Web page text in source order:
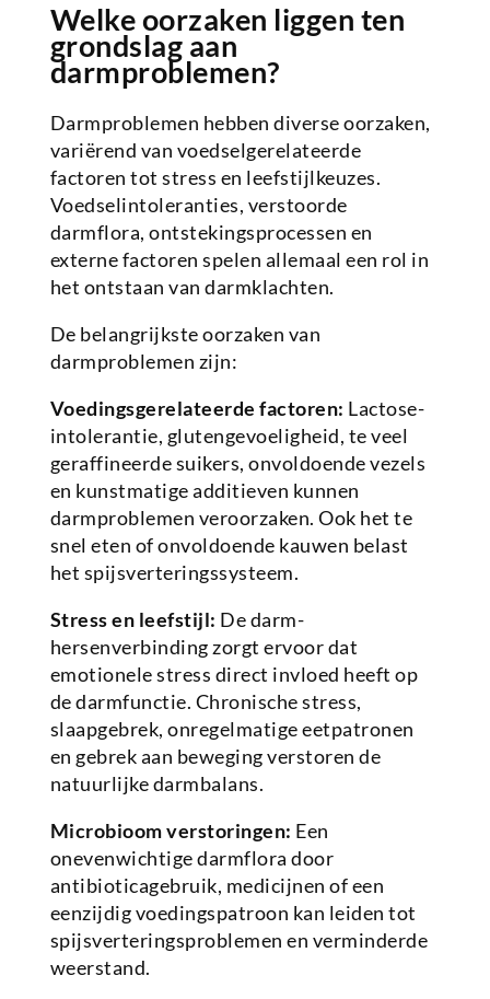
Welke oorzaken liggen ten
grondslag aan
darmproblemen?
Darmproblemen hebben diverse oorzaken,
variërend van voedselgerelateerde
factoren tot stress en leefstijlkeuzes.
Voedselintoleranties, verstoorde
darmflora, ontstekingsprocessen en
externe factoren spelen allemaal een rol in
het ontstaan van darmklachten.
De belangrijkste oorzaken van
darmproblemen zijn:
Voedingsgerelateerde factoren: Lactose-
intolerantie, glutengevoeligheid, te veel
geraffineerde suikers, onvoldoende vezels
en kunstmatige additieven kunnen
darmproblemen veroorzaken. Ook het te
snel eten of onvoldoende kauwen belast
het spijsverteringssysteem.
Stress en leefstijl: De darm-
hersenverbinding zorgt ervoor dat
emotionele stress direct invloed heeft op
de darmfunctie. Chronische stress,
slaapgebrek, onregelmatige eetpatronen
en gebrek aan beweging verstoren de
natuurlijke darmbalans.
Microbioom verstoringen: Een
onevenwichtige darmflora door
antibioticagebruik, medicijnen of een
eenzijdig voedingspatroon kan leiden tot
spijsverteringsproblemen en verminderde
weerstand.